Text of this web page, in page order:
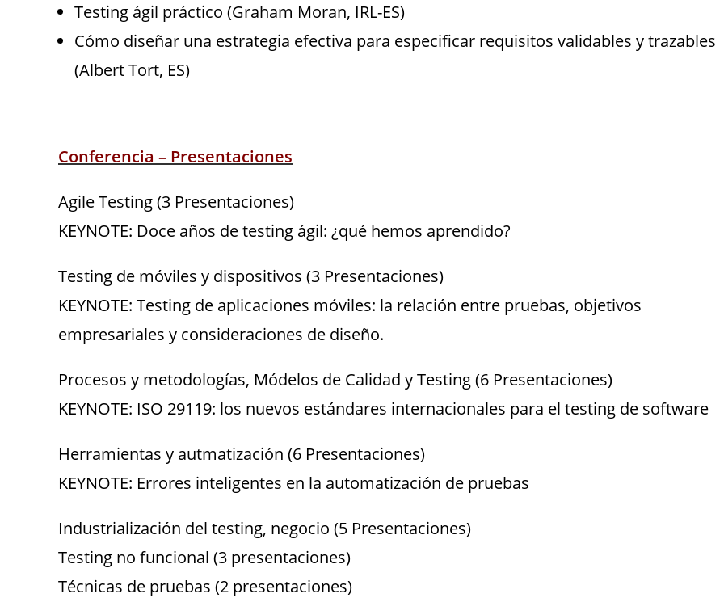
Testing ágil práctico (Graham Moran, IRL-ES)
Cómo diseñar una estrategia efectiva para especificar requisitos validables y trazables
(Albert Tort, ES)
Conferencia – Presentaciones
Agile Testing (3 Presentaciones)
KEYNOTE: Doce años de testing ágil: ¿qué hemos aprendido?
Testing de móviles y dispositivos (3 Presentaciones)
KEYNOTE: Testing de aplicaciones móviles: la relación entre pruebas, objetivos
empresariales y consideraciones de diseño.
Procesos y metodologías, Módelos de Calidad y Testing (6 Presentaciones)
KEYNOTE: ISO 29119: los nuevos estándares internacionales para el testing de software
Herramientas y autmatización (6 Presentaciones)
KEYNOTE: Errores inteligentes en la automatización de pruebas
Industrialización del testing, negocio (5 Presentaciones)
Testing no funcional (3 presentaciones)
Técnicas de pruebas (2 presentaciones)